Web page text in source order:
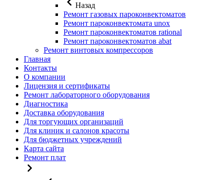
Назад
Ремонт газовых пароконвектоматов
Ремонт пароконвектомата unox
Ремонт пароконвектоматов rational
Ремонт пароконвектоматов abat
Ремонт винтовых компрессоров
Главная
Контакты
О компании
Лицензия и сертификаты
Ремонт лабораторного оборудования
Диагностика
Доставка оборудования
Для торгующих организаций
Для клиник и салонов красоты
Для бюджетных учреждений
Карта сайта
Ремонт плат